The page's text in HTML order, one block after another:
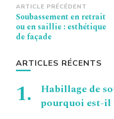
Navigation
d’article
ARTICLE PRÉCÉDENT
Soubassement en retrait
ou en saillie : esthétique
de façade
ARTICLES RÉCENTS
Habillage de
pourquoi est-il